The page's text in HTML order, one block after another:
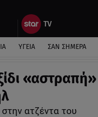
ΥΓΕΙΑ ΣΑΝ ΣΗΜΕΡΑ
ατζέντα του